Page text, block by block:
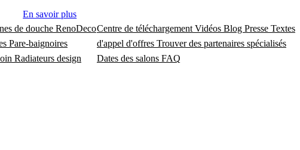
En savoir plus
de douche RenoDeco
Pare-baignoires
Radiateurs design
Centre de téléchargement Vidéos Blog Presse Textes
d'appel d'offres Trouver des partenaires spécialisés
Dates des salons FAQ